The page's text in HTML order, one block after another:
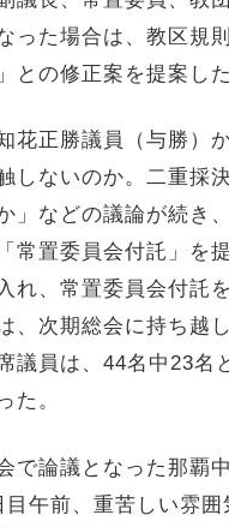
った場合は、教区規
との修正案を提案した
花正勝議員（与勝）
しないのか。二重採
」などの議論が続き
常置委員会付託」を
れ、常置委員会付託
、次期総会に持ち越
議員は、44名中23名
た。
で論議となった那覇
午前、重苦しい雰囲